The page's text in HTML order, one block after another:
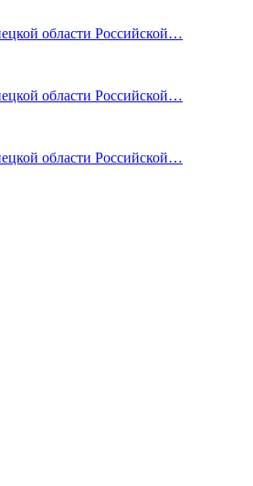
области Российской…
области Российской…
области Российской…